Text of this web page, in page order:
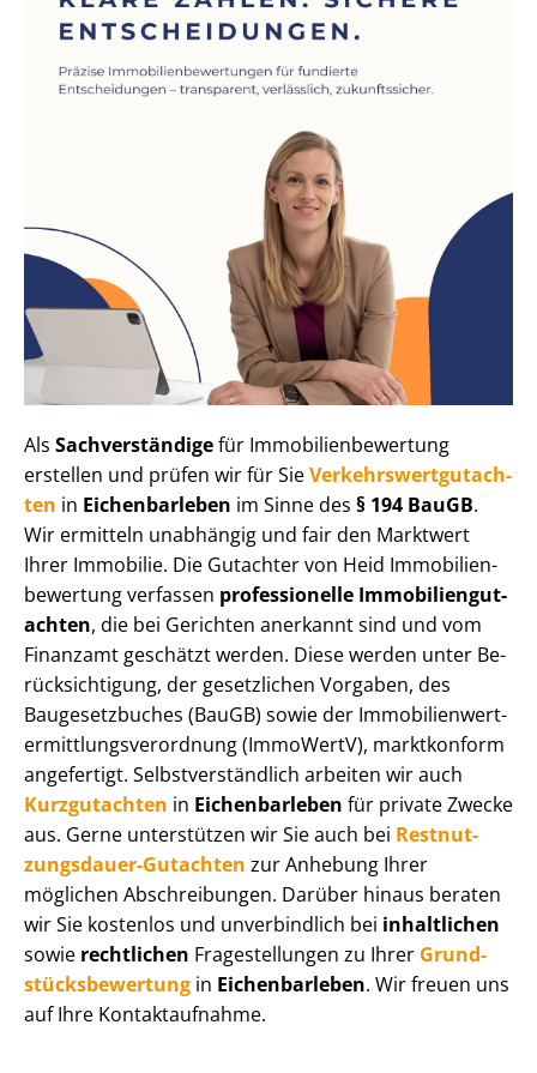
Als Sachverständigefür Im­mo­bi­li­en­be­wer­tung
erstellen und prüfen wir für SieVer­kehrs­wert­gut­ach­
ten in Eichenbarleben im Sinne des § 194 BauGB.
Wir ermitteln unabhängig und fair den Marktwert
Ihrer Immobilie. Die Gutachter von Heid Im­mo­bi­li­en­
be­wer­tung verfassen professionelle Im­mo­bi­li­en­gut­
ach­ten, die bei Gerichten anerkannt sind und vom
Finanzamt geschätzt werden. Diese werden unter Be­
rück­sich­ti­gung, der gesetzlichen Vorgaben, des
Baugesetzbuches (BauGB) sowie der Im­mo­bi­li­en­wert­
ermitt­lungs­ver­ord­nung (ImmoWertV), marktkonform
angefertigt. Selbst­ver­ständ­lich arbeiten wir auch
Kurzgutachten in Eichenbarleben für private Zwecke
aus. Gerne unterstützen wir Sie auch bei Rest­nut­
zungs­dau­er-Gutachten zur Anhebung Ihrer
möglichen Abschreibungen. Darüber hinaus beraten
wir Sie kostenlos und unverbindlich bei inhaltlichen
sowie rechtlichen Fragestellungen zu Ihrer Grund­
stücks­be­wer­tung in Eichenbarleben. Wir freuen uns
auf Ihre Kontaktaufnahme.